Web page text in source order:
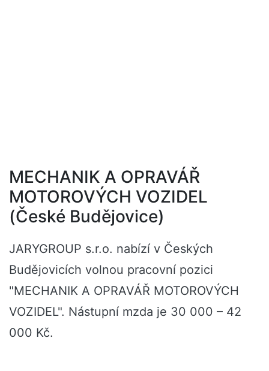
MECHANIK A OPRAVÁŘ
MOTOROVÝCH VOZIDEL
(České Budějovice)
JARYGROUP s.r.o. nabízí v Českých
Budějovicích volnou pracovní pozici
"MECHANIK A OPRAVÁŘ MOTOROVÝCH
VOZIDEL". Nástupní mzda je 30 000 – 42
000 Kč.